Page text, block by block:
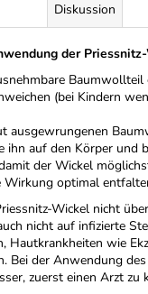
Diskussion
der
(bei Kindern
ausgewrungenen
ihn auf den Körper und
der Wickel
Wirkung optimal
Wickel nicht
nicht auf infizierte
Hautkrankheiten wie
Bei der Anwendung
zuerst einen Arzt zu